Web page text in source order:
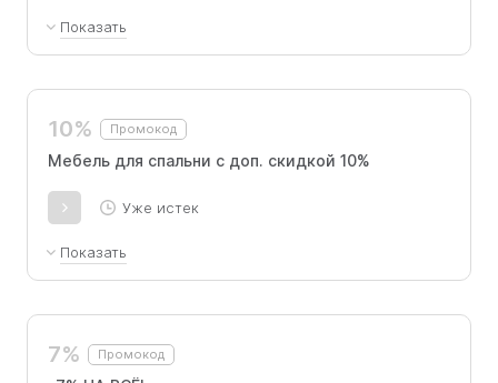
Показать
промокоду.
10% Промокод
Мебель для спальни с доп. скидкой 10%
Уже истек
Показать
7% Промокод